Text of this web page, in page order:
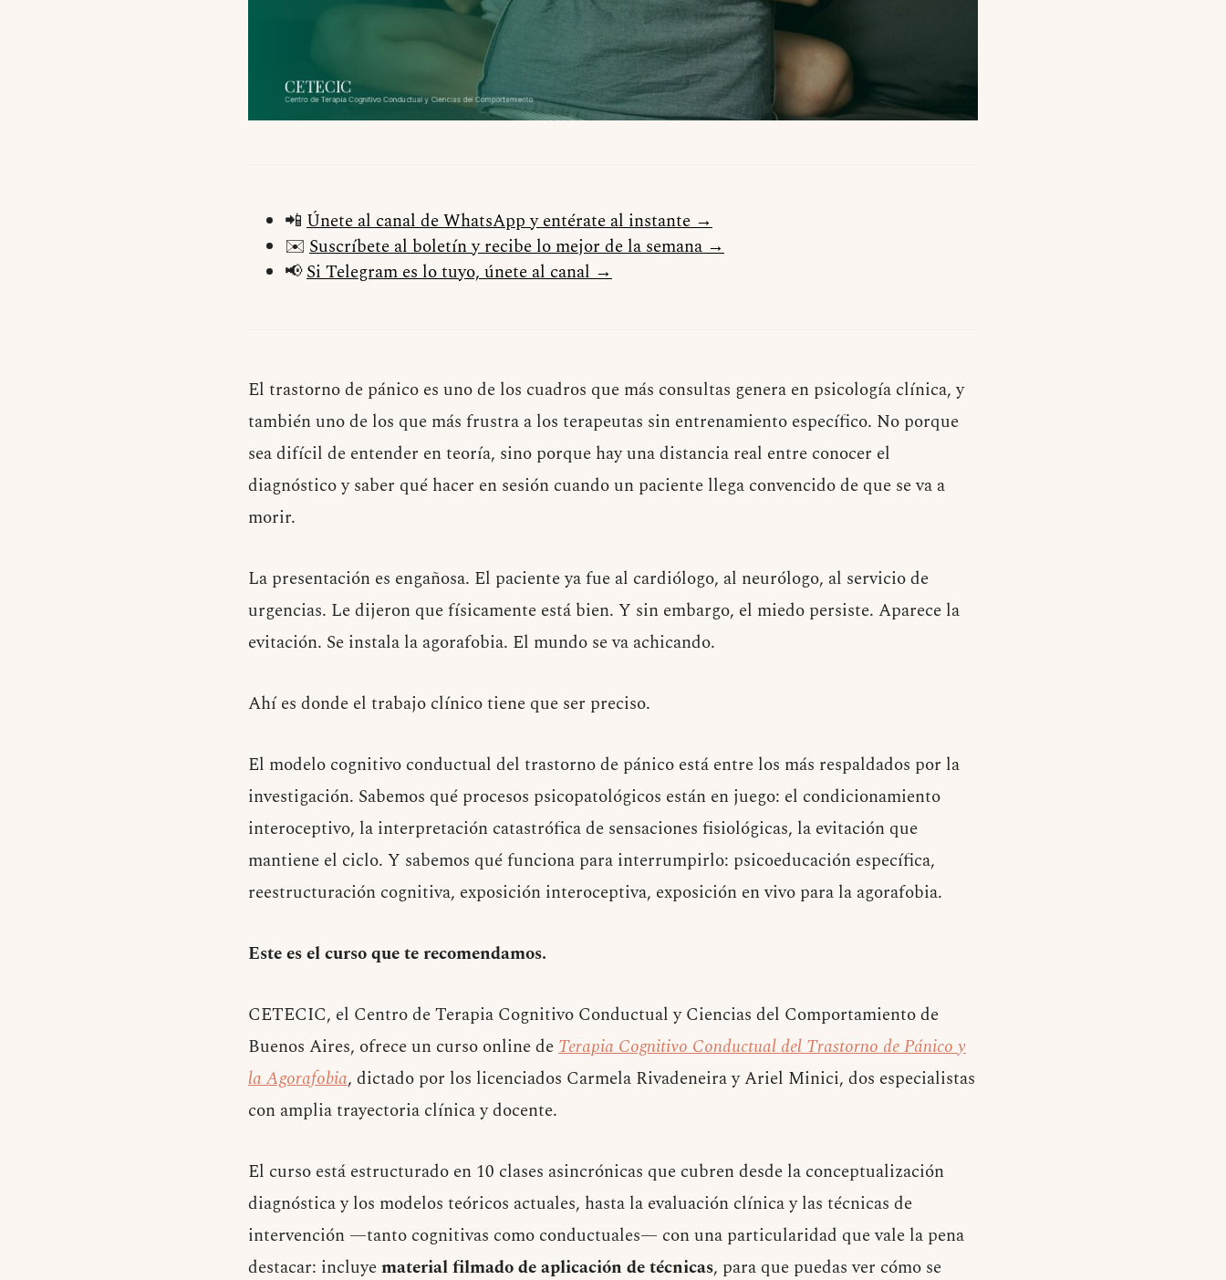
📲 Únete al canal de WhatsApp y entérate al instante →
✉️ Suscríbete al boletín y recibe lo mejor de la semana →
📢Si Telegram es lo tuyo, únete al canal →
El trastorno de pánico es uno de los cuadros que más consultas genera en psicología clínica, y
también uno de los que más frustra a los terapeutas sin entrenamiento específico. No porque
sea difícil de entender en teoría, sino porque hay una distancia real entre conocer el
diagnóstico y saber qué hacer en sesión cuando un paciente llega convencido de que se va a
morir.
La presentación es engañosa. El paciente ya fue al cardiólogo, al neurólogo, al servicio de
urgencias. Le dijeron que físicamente está bien. Y sin embargo, el miedo persiste. Aparece la
evitación. Se instala la agorafobia. El mundo se va achicando.
Ahí es donde el trabajo clínico tiene que ser preciso.
El modelo cognitivo conductual del trastorno de pánico está entre los más respaldados por la
investigación. Sabemos qué procesos psicopatológicos están en juego: el condicionamiento
interoceptivo, la interpretación catastrófica de sensaciones fisiológicas, la evitación que
mantiene el ciclo. Y sabemos qué funciona para interrumpirlo: psicoeducación específica,
reestructuración cognitiva, exposición interoceptiva, exposición en vivo para la agorafobia.
Este es el curso que te recomendamos.
CETECIC, el Centro de Terapia Cognitivo Conductual y Ciencias del Comportamiento de
Buenos Aires, ofrece un curso online deTerapia Cognitivo Conductual del Trastorno de Pánico y
la Agorafobia, dictado por los licenciados Carmela Rivadeneira y Ariel Minici, dos especialistas
con amplia trayectoria clínica y docente.
El curso está estructurado en 10 clases asincrónicas que cubren desde la conceptualización
diagnóstica y los modelos teóricos actuales, hasta la evaluación clínica y las técnicas de
intervención —tanto cognitivas como conductuales— con una particularidad que vale la pena
destacar: incluyematerial filmado de aplicación de técnicas, para que puedas ver cómo se